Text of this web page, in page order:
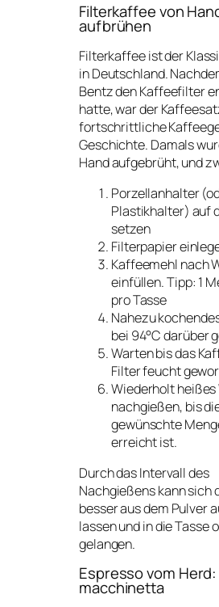
Filterkaffee von
aufbrühen
Filterkaffee ist der
in Deutschland.
Bentz den Kaffeefilter
hatte, war der
fortschrittliche
Geschichte. Damals
Hand aufgebrüht, und
Porzellanhalter
Plastikhalter) auf
setzen
Filterpapier
Kaffeemehl nach
einfüllen. Tipp: 1
pro Tasse
Nahezu
bei 94°C darüber
Warten bis das
Filter feucht
Wiederholt heißes
nachgießen, bis
gewünschte
erreicht ist.
Durch das Intervall des
Nachgießens kann sich
besser aus dem Pulver
lassen und in die Tasse
gelangen.
Espresso vom Herd:
macchinetta